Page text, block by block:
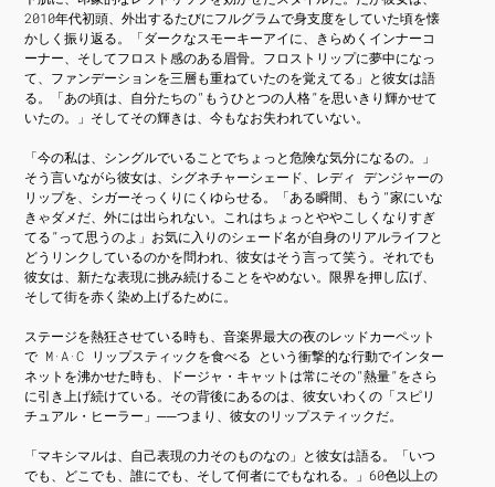
2010年代初頭、外出するたびにフルグラムで身支度をしていた頃を懐
かしく振り返る。「ダークなスモーキーアイに、きらめくインナーコ
ーナー、そしてフロスト感のある眉骨。フロストリップに夢中になっ
て、ファンデーションを三層も重ねていたのを覚えてる」と彼女は語
る。「あの頃は、自分たちの“もうひとつの人格”を思いきり輝かせて
いたの。」そしてその輝きは、今もなお失われていない。
「今の私は、シングルでいることでちょっと危険な気分になるの。」
そう言いながら彼女は、シグネチャーシェード、レディ デンジャーの
リップを、シガーそっくりにくゆらせる。「ある瞬間、もう“家にいな
きゃダメだ、外には出られない。これはちょっとややこしくなりすぎ
てる”って思うのよ」お気に入りのシェード名が自身のリアルライフと
どうリンクしているのかを問われ、彼女はそう言って笑う。それでも
彼女は、新たな表現に挑み続けることをやめない。限界を押し広げ、
そして街を赤く染め上げるために。
ステージを熱狂させている時も、音楽界最大の夜のレッドカーペット
で M·A·C リップスティックを食べる という衝撃的な行動でインター
ネットを沸かせた時も、ドージャ・キャットは常にその“熱量”をさら
に引き上げ続けている。その背後にあるのは、彼女いわくの「スピリ
チュアル・ヒーラー」──つまり、彼女のリップスティックだ。
「マキシマルは、自己表現の力そのものなの」と彼女は語る。「いつ
でも、どこでも、誰にでも、そして何者にでもなれる。」60色以上の